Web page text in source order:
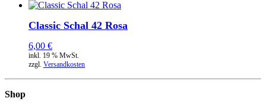
Classic Schal 42 Rosa
6,00 €
inkl. 19 % MwSt.
zzgl. Versandkosten
Shop